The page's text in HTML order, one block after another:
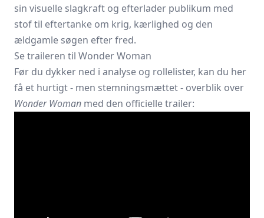
sin visuelle slagkraft og efterlader publikum med
stof til eftertanke om krig, kærlighed og den
ældgamle søgen efter fred.
Se traileren til Wonder Woman
Før du dykker ned i analyse og rollelister, kan du her
få et hurtigt - men stemningsmættet - overblik over
Wonder Woman med den officielle trailer: